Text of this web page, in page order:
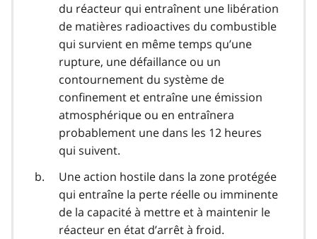
du réacteur qui entraînent une libération
de matières radioactives du combustible
qui survient en même temps qu’une
rupture, une défaillance ou un
contournement du système de
confinement et entraîne une émission
atmosphérique ou en entraînera
probablement une dans les 12 heures
qui suivent.
Une action hostile dans la zone protégée
qui entraîne la perte réelle ou imminente
de la capacité à mettre et à maintenir le
réacteur en état d’arrêt à froid.